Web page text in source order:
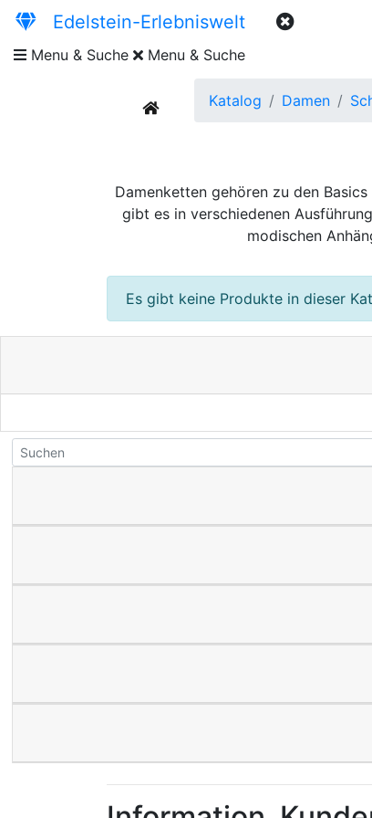
Edelstein-Erlebniswelt
Menu & Suche Menu & Suche
current Katalog Damen
Damenketten gehören zu den
gibt es in verschiedenen
modischen
Es gibt keine Produkte in dieser